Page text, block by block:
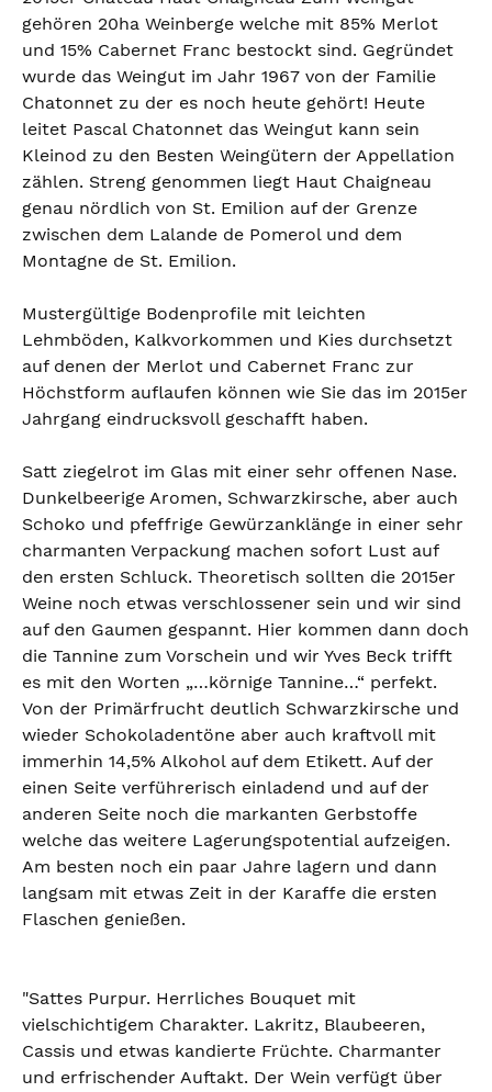
gehören 20ha Weinberge welche mit 85% Merlot
und 15% Cabernet Franc bestockt sind. Gegründet
wurde das Weingut im Jahr 1967 von der Familie
Chatonnet zu der es noch heute gehört! Heute
leitet Pascal Chatonnet das Weingut kann sein
Kleinod zu den Besten Weingütern der Appellation
zählen. Streng genommen liegt Haut Chaigneau
genau nördlich von St. Emilion auf der Grenze
zwischen dem Lalande de Pomerol und dem
Montagne de St. Emilion.
Mustergültige Bodenprofile mit leichten
Lehmböden, Kalkvorkommen und Kies durchsetzt
auf denen der Merlot und Cabernet Franc zur
Höchstform auflaufen können wie Sie das im 2015er
Jahrgang eindrucksvoll geschafft haben.
Satt ziegelrot im Glas mit einer sehr offenen Nase.
Dunkelbeerige Aromen, Schwarzkirsche, aber auch
Schoko und pfeffrige Gewürzanklänge in einer sehr
charmanten Verpackung machen sofort Lust auf
den ersten Schluck. Theoretisch sollten die 2015er
Weine noch etwas verschlossener sein und wir sind
auf den Gaumen gespannt. Hier kommen dann doch
die Tannine zum Vorschein und wir Yves Beck trifft
es mit den Worten „…körnige Tannine…“ perfekt.
Von der Primärfrucht deutlich Schwarzkirsche und
wieder Schokoladentöne aber auch kraftvoll mit
immerhin 14,5% Alkohol auf dem Etikett. Auf der
einen Seite verführerisch einladend und auf der
anderen Seite noch die markanten Gerbstoffe
welche das weitere Lagerungspotential aufzeigen.
Am besten noch ein paar Jahre lagern und dann
langsam mit etwas Zeit in der Karaffe die ersten
Flaschen genießen.
"Sattes Purpur. Herrliches Bouquet mit
vielschichtigem Charakter. Lakritz, Blaubeeren,
Cassis und etwas kandierte Früchte. Charmanter
und erfrischender Auftakt. Der Wein verfügt über